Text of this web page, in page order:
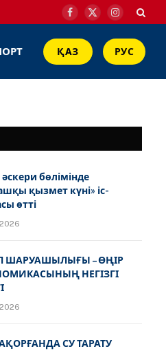
Facebook
X
Instagram
ҚАЗ РУС
бөлімінде
қызмет күні» іс-
өтті
ШАРУАШЫЛЫҒЫ – ӨҢІР
НЕГІЗГІ
СУ ТАРАТУ